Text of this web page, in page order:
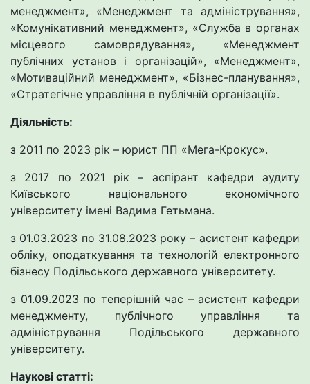
менеджмент», «Менеджмент та адміністрування»,
«Комунікативний менеджмент», «Служба в органах
місцевого самоврядування», «Менеджмент
публічних установ і організацій», «Менеджмент»,
«Мотиваційний менеджмент», «Бізнес-планування»,
«Стратегічне управління в публічній організації».
Діяльність:
з 2011 по 2023 рік – юрист ПП «Мега-Крокус».
з 2017 по 2021 рік – аспірант кафедри аудиту
Київського національного економічного
університету імені Вадима Гетьмана.
з 01.03.2023 по 31.08.2023 року – асистент кафедри
обліку, оподаткування та технологій електронного
бізнесу Подільського державного університету.
з 01.09.2023 по теперішній час – асистент кафедри
менеджменту, публічного управління та
адміністрування Подільського державного
університету.
Наукові статті: